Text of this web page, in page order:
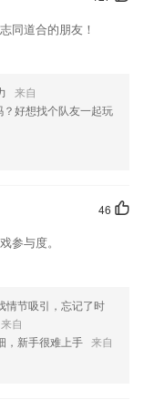
息，并通过闪光灯来增
消息。
件，您可以到应用商
更好的对产品进行优化
件，您可以到应用商店
好的对产品进行优化修
同道合的朋友！
来自
好想找个队友一起玩
46
参与度。
情节吸引，忘记了时
来自
，新手很难上手 来自